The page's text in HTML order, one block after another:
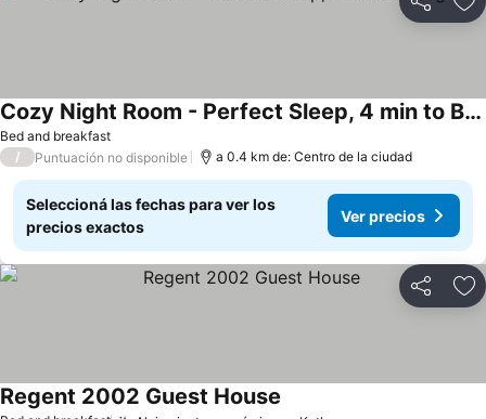
Compartir
Bed and breakfast
Cozy Night Room - Perfect Sleep, 4 min to Bangla
/ Puntuación no disponible a 0.4 km de: Centro de la ciudad
Seleccioná las fechas para ver los
precios exactos
Ver precios
Compartir
Regent 2002 Guest House